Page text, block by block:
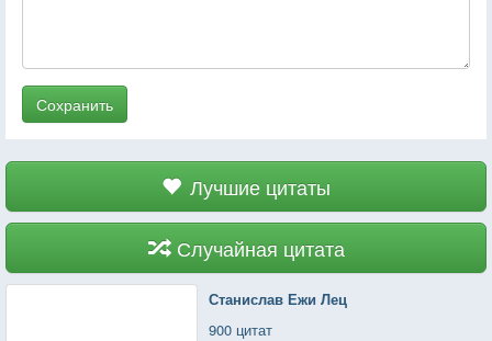
Сохранить
Лучшие цитаты
Случайная цитата
Станислав Ежи Лец
900 цитат